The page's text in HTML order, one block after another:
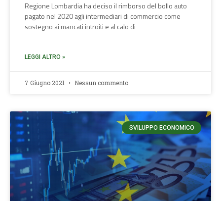
Regione Lombardia ha deciso il rimborso del bollo auto
pagato nel 2020 agli intermediari di commercio come
sostegno ai mancati introiti e al calo di
LEGGI ALTRO »
7 Giugno 2021 Nessun commento
SVILUPPO ECONOMICO